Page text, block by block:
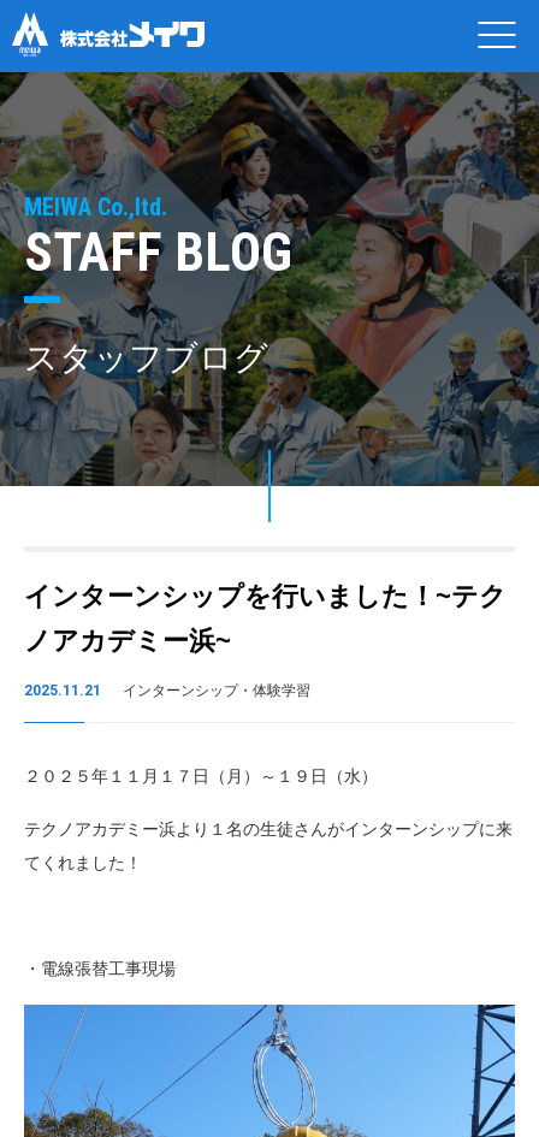
MEIWA Co.,ltd.
STAFF BLOG
スタッフブログ
インターンシップを行いました！~テク
ノアカデミー浜~
2025.11.21 インターンシップ・体験学習
２０２５年１１月１７日（月）～１９日（水）
テクノアカデミー浜より１名の生徒さんがインターンシップに来
てくれました！
・電線張替工事現場